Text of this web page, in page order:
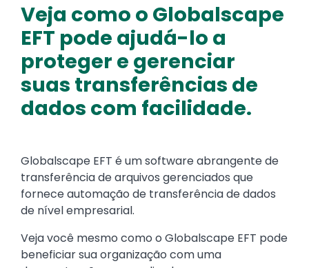
Veja como o Globalscape
EFT pode ajudá-lo a
proteger e gerenciar
suas transferências de
dados com facilidade.
Globalscape EFT é um software abrangente de
transferência de arquivos gerenciados que
fornece automação de transferência de dados
de nível empresarial.
Veja você mesmo como o Globalscape EFT pode
beneficiar sua organização com uma